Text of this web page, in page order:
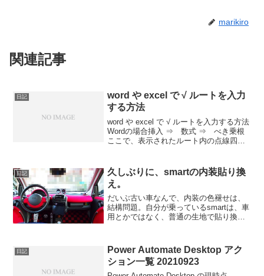
marikiro
関連記事
日記
word や excel で √ ルートを入力
する方法
word や excel で √ ルートを入力する方法
Wordの場合挿入 ⇒ 数式 ⇒ べき乗根
ここで、表示されたルート内の点線四角
来ず、文字ボックスでの入...
日記
久しぶりに、smartの内装貼り換
え。
だいぶ古い車なんで、内装の色褪せは、
結構問題。自分が乗っているsmartは、車
用とかではなく、普通の生地で貼り換え
ていまします。(笑)----- べんりあつめ。--
-...
日記
Power Automate Desktop アク
ション一覧 20210923